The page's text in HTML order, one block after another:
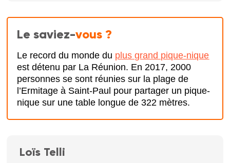
Le saviez-vous ?
Le record du monde du plus grand pique-nique
est détenu par La Réunion. En 2017, 2000
personnes se sont réunies sur la plage de
l’Ermitage à Saint-Paul pour partager un pique-
nique sur une table longue de 322 mètres.
Loïs Telli